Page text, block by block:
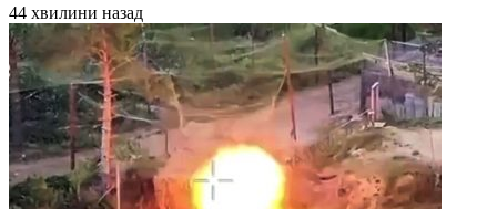
44 хвилини назад